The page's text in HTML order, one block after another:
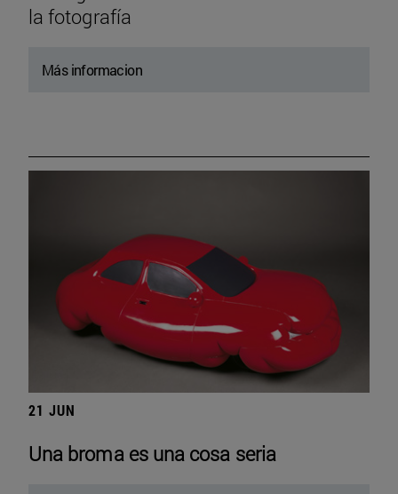
la fotografía
Más informacion
21 JUN
Una broma es una cosa seria